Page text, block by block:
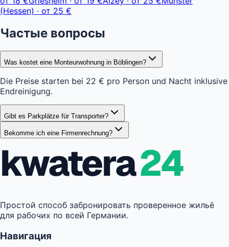
(Hessen) · от 25 €
Частые вопросы
Was kostet eine Monteurwohnung in Böblingen?
Die Preise starten bei 22 € pro Person und Nacht inklusive
Endreinigung.
Gibt es Parkplätze für Transporter?
Bekomme ich eine Firmenrechnung?
kwatera24
Простой способ забронировать проверенное жильё
для рабочих по всей Германии.
Навигация